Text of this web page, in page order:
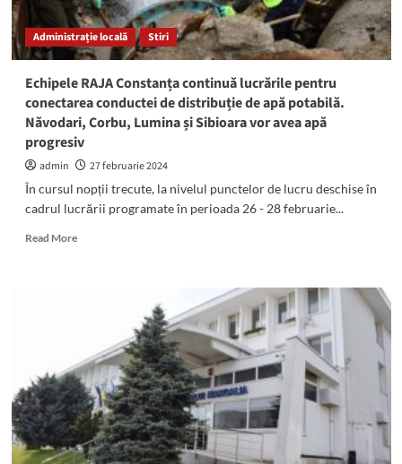
Administrație locală Stiri
Echipele RAJA Constanța continuă lucrările pentru
conectarea conductei de distribuție de apă potabilă.
Năvodari, Corbu, Lumina și Sibioara vor avea apă
progresiv
admin
27 februarie 2024
În cursul nopții trecute, la nivelul punctelor de lucru deschise în
cadrul lucrării programate în perioada 26 - 28 februarie...
Read MoreRead
lucrările
pentru
conectarea
conductei
de
distribuție
de